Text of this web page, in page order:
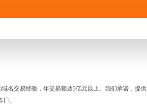
名交易经验，年交易额达3亿元以上。我们承诺，提供
。